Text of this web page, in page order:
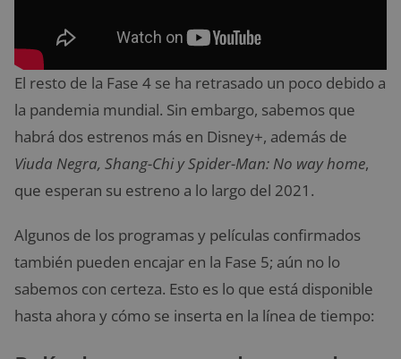
El resto de la Fase 4 se ha retrasado un poco debido a
la pandemia mundial. Sin embargo, sabemos que
habrá dos estrenos más en Disney+, además de
Viuda Negra, Shang-Chi y Spider-Man: No way home,
que esperan su estreno a lo largo del 2021.
Algunos de los programas y películas confirmados
también pueden encajar en la Fase 5; aún no lo
sabemos con certeza. Esto es lo que está disponible
hasta ahora y cómo se inserta en la línea de tiempo: